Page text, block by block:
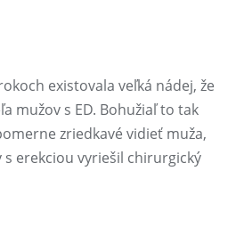
existovala veľká nádej, že
mužov s ED. Bohužiaľ to tak
zriedkavé vidieť muža,
erekciou vyriešil chirurgický